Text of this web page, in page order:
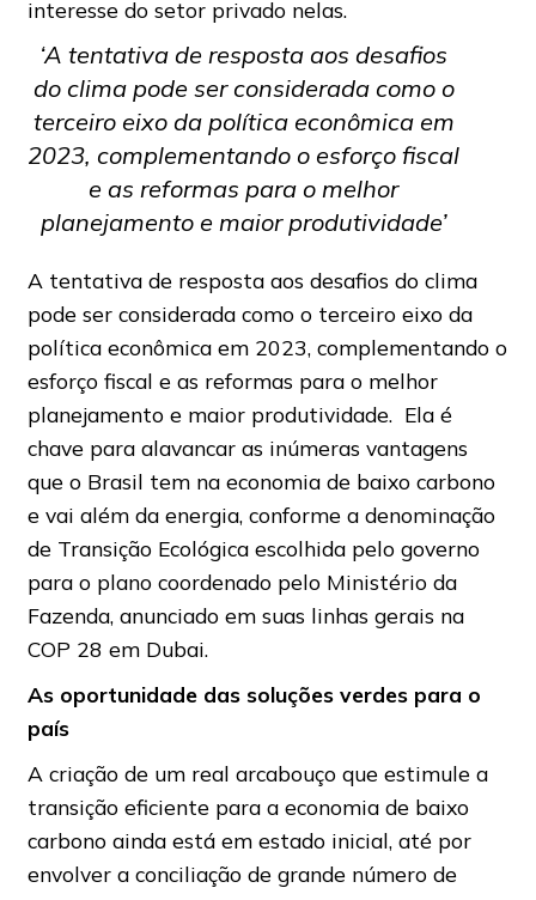
interesse do setor privado nelas.
‘A tentativa de resposta aos desafios
do clima pode ser considerada como o
terceiro eixo da política econômica em
2023, complementando o esforço fiscal
e as reformas para o melhor
planejamento e maior produtividade’
A tentativa de resposta aos desafios do clima
pode ser considerada como o terceiro eixo da
política econômica em 2023, complementando o
esforço fiscal e as reformas para o melhor
planejamento e maior produtividade. Ela é
chave para alavancar as inúmeras vantagens
que o Brasil tem na economia de baixo carbono
e vai além da energia, conforme a denominação
de Transição Ecológica escolhida pelo governo
para o plano coordenado pelo Ministério da
Fazenda, anunciado em suas linhas gerais na
COP 28 em Dubai.
As oportunidade das soluções verdes para o
país
A criação de um real arcabouço que estimule a
transição eficiente para a economia de baixo
carbono ainda está em estado inicial, até por
envolver a conciliação de grande número de